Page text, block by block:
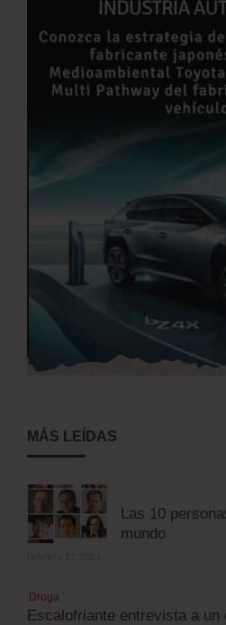
MÁS LEÍDAS
Las 10
mundo
Droga
Escalofriante entrevista a un